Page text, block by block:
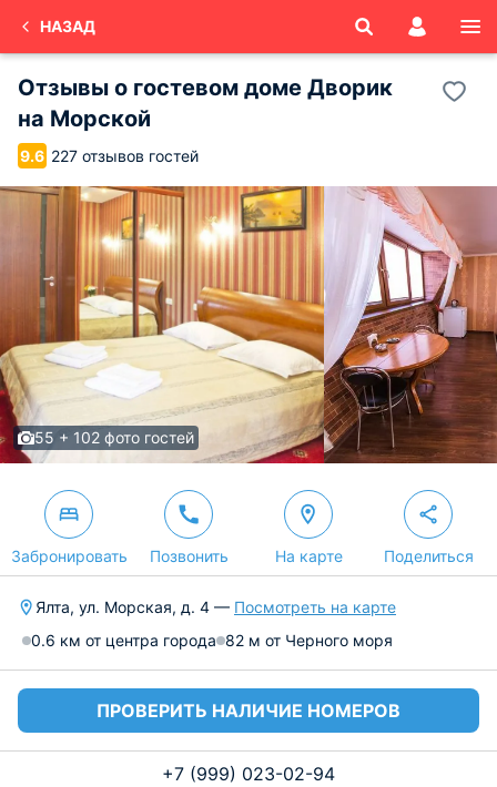
НАЗАД
Отзывы о гостевом доме Дворик
на Морской
9.6 227 отзывов гостей
55 + 102 фото гостей
Забронировать Позвонить На карте Поделиться
Ялта, ул. Морская, д. 4 — Посмотреть на карте
0.6 км от центра города 82 м от Черного моря
ПРОВЕРИТЬ НАЛИЧИЕ НОМЕРОВ
+7 (999) 023-02-94